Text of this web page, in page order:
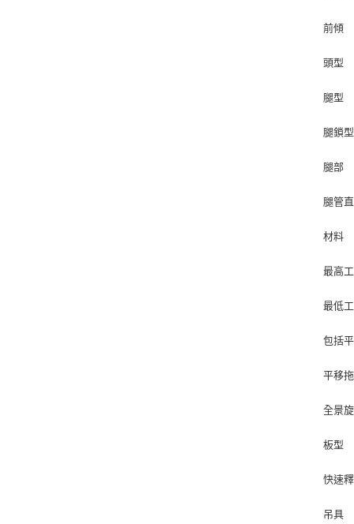
前傾 -
頭型
腿型
腿鎖
腿部
腿管
材料
最高
最低
包括
平移
全景
板型
快速
吊具